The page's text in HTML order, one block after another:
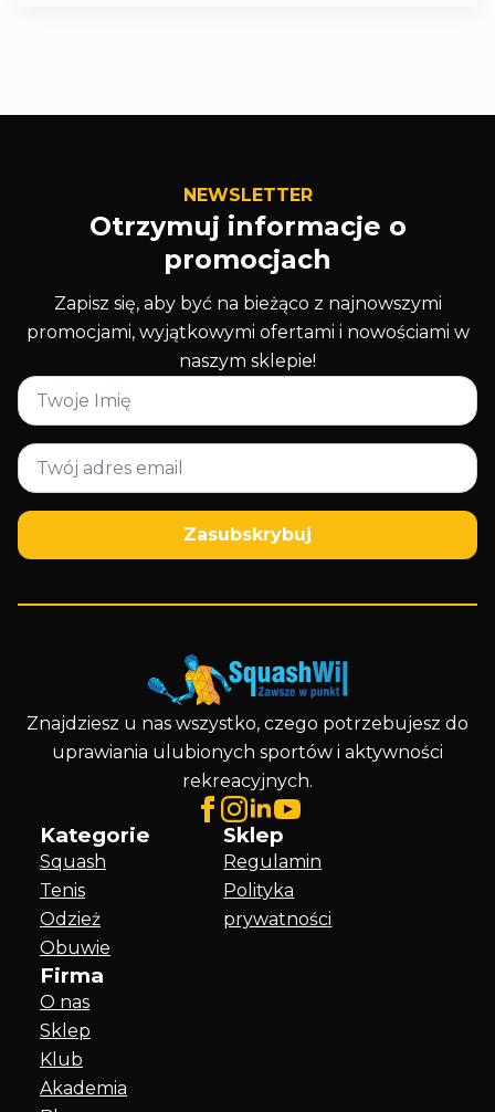
NEWSLETTER
Otrzymuj informacje o
promocjach
Zapisz się, aby być na bieżąco z najnowszymi
promocjami, wyjątkowymi ofertami i nowościami w
naszym sklepie!
Imię
Email
Zasubskrybuj
Znajdziesz u nas wszystko, czego potrzebujesz do
uprawiania ulubionych sportów i aktywności
rekreacyjnych.
Kategorie
Squash
Tenis
Odzież
Obuwie
Sklep
Regulamin
Polityka
prywatności
Firma
O nas
Sklep
Klub
Akademia